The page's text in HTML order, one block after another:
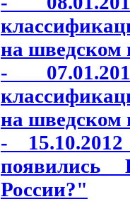
на шведском
-
на шведском
-
появились
России?"